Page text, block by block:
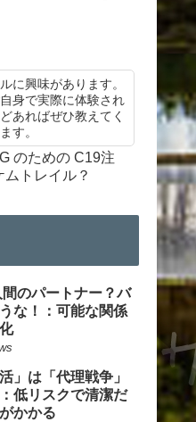
に興味があります。
身で実際に体験され
あればぜひ教えてく
す。
のための C19注
トレイル？
のパートナー？バ
な！：可能な関係
」は「代理戦争」
低リスクで清潔だ
かかる